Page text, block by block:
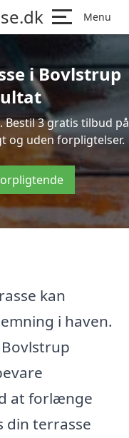
Menu
i Bovlstrup
3 gratis tilbud på
og uden forpligtelser.
kan
i haven.
at forlænge
din terrasse